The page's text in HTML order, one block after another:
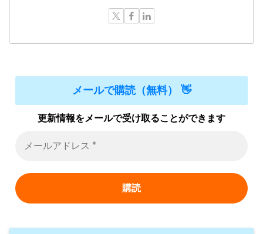
メールで購読（無料） 👋
更新情報をメールで受け取ることができます